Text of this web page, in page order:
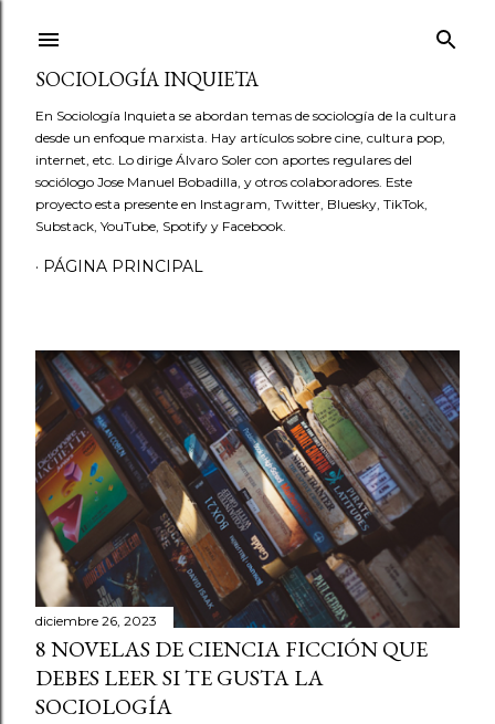
SOCIOLOGÍA INQUIETA
En Sociología Inquieta se abordan temas de sociología de la cultura
desde un enfoque marxista. Hay artículos sobre cine, cultura pop,
internet, etc. Lo dirige Álvaro Soler con aportes regulares del
sociólogo Jose Manuel Bobadilla, y otros colaboradores. Este
proyecto esta presente en Instagram, Twitter, Bluesky, TikTok,
Substack, YouTube, Spotify y Facebook.
PÁGINA PRINCIPAL
E
n
t
r
a
d
a
s
diciembre 26, 2023
8 NOVELAS DE CIENCIA FICCIÓN QUE
DEBES LEER SI TE GUSTA LA
SOCIOLOGÍA